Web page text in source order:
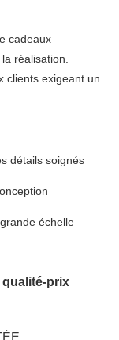
cadeaux
réalisation.
clients exigeant un
détails soignés
échelle
qualité-prix